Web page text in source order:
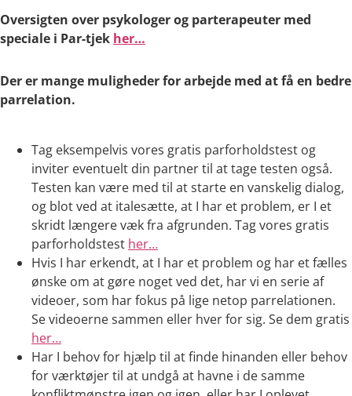
Oversigten over psykologer og parterapeuter med
speciale i Par-tjek her…
Der er mange muligheder for arbejde med at få en bedre
parrelation.
Tag eksempelvis vores gratis parforholdstest og
inviter eventuelt din partner til at tage testen også.
Testen kan være med til at starte en vanskelig dialog,
og blot ved at italesætte, at I har et problem, er I et
skridt længere væk fra afgrunden. Tag vores gratis
parforholdstest her…
Hvis I har erkendt, at I har et problem og har et fælles
ønske om at gøre noget ved det, har vi en serie af
videoer, som har fokus på lige netop parrelationen.
Se videoerne sammen eller hver for sig. Se dem gratis
her…
Har I behov for hjælp til at finde hinanden eller behov
for værktøjer til at undgå at havne i de samme